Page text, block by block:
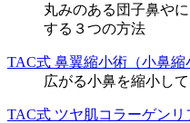
丸みのある団子鼻や
する３つの方法
TAC式 鼻翼縮小術（小鼻縮
広がる小鼻を縮小し
TAC式 ツヤ肌コラーゲン